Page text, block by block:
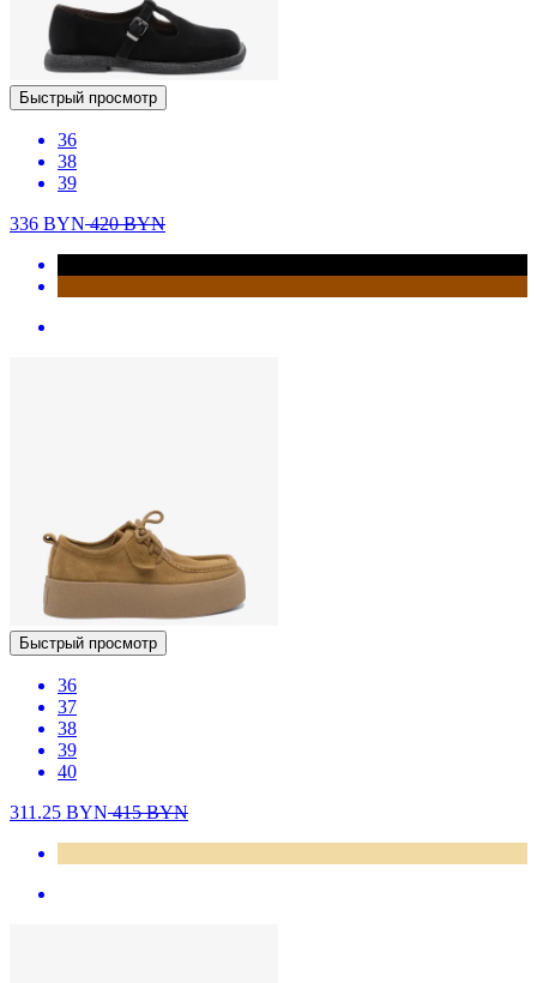
Быстрый просмотр
36
38
39
336 BYN420BYN
Быстрый просмотр
36
37
38
39
40
311.25 BYN415BYN